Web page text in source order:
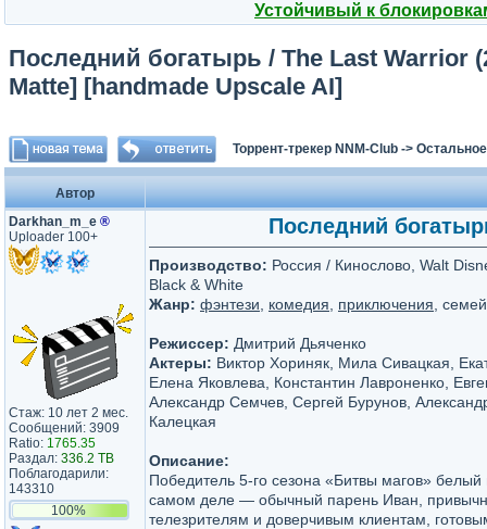
Устойчивый к
Последний богатырь / The Last Warrior
Matte] [handmade Upscale AI]
Торрент-трекер NNM-Club -> Остальное
Автор
Darkhan_m_e ®
Uploader 100+
Стаж: 10 лет 2 мес.
Сообщений: 3909
Ratio: 1765.35
Раздал: 336.2 TB
Поблагодарили:
143310
100%
Последний
Производство: Россия / Кинослово, Walt
Black & White
Жанр: фэнтези комедия приключения ,
Режиссер: Дмитрий Дьяченко
Актеры: Виктор Хориняк, Мила Сивацкая,
Елена Яковлева, Константин Лавроненко,
Александр Семчев, Сергей Бурунов,
Калецкая
Описание:
Победитель 5-го сезона «Битвы магов» белый
самом деле — обычный парень Иван,
телезрителям и доверчивым клиентам,